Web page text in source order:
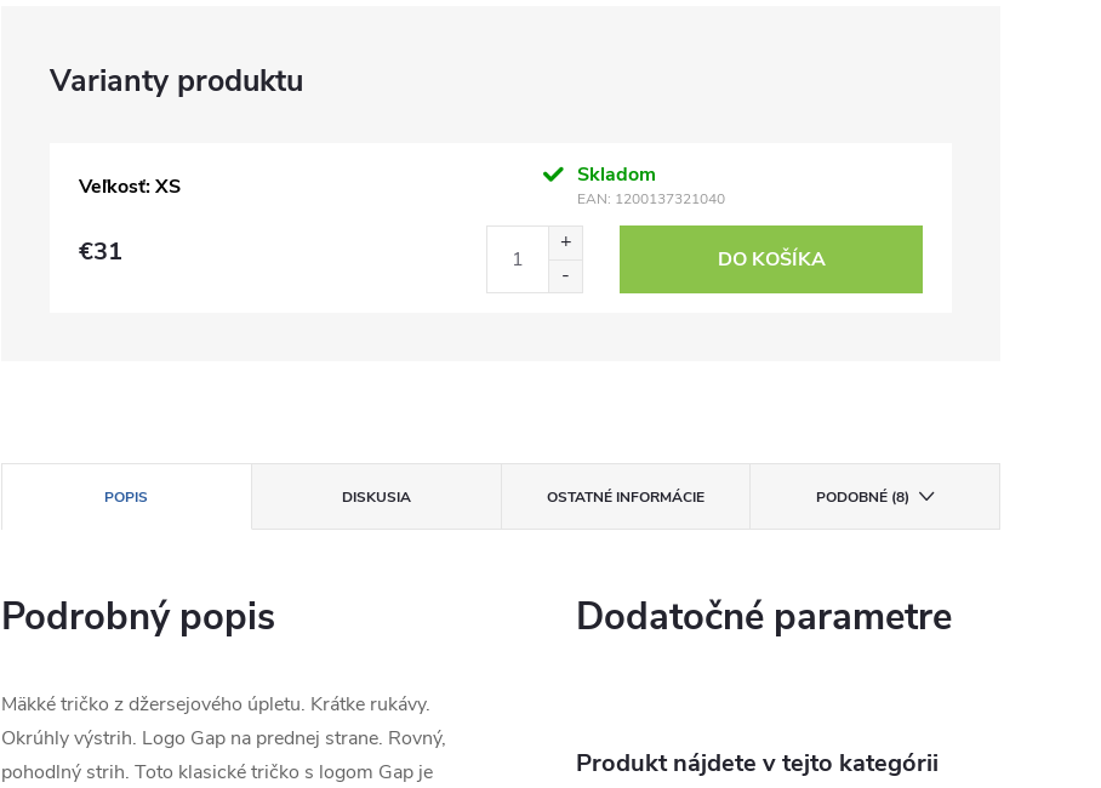
Veľkosť: XS Skladom
EAN: 1200137321040
€31 DO KOŠÍKA
POPIS DISKUSIA OSTATNÉ INFORMÁCIE PODOBNÉ (8)
Podrobný popis
Mäkké tričko z džersejového úpletu. Krátke rukávy.
Okrúhly výstrih. Logo Gap na prednej strane. Rovný,
pohodlný strih. Toto klasické tričko s logom Gap je
Dodatočné parametre
Produkt nájdete v tejto kategórii